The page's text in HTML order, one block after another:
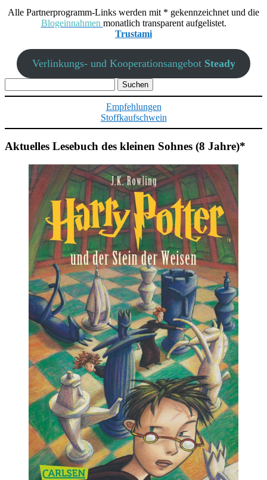
Alle Partnerprogramm-Links werden mit * gekennzeichnet und die
Blogeinnahmen monatlich transparent aufgelistet.
Trustami
Verlinkungs- und Kooperationsangebot Steady
nach:
Empfehlungen
Stoffkaufschwein
Aktuelles Lesebuch des kleinen Sohnes (8 Jahre)*